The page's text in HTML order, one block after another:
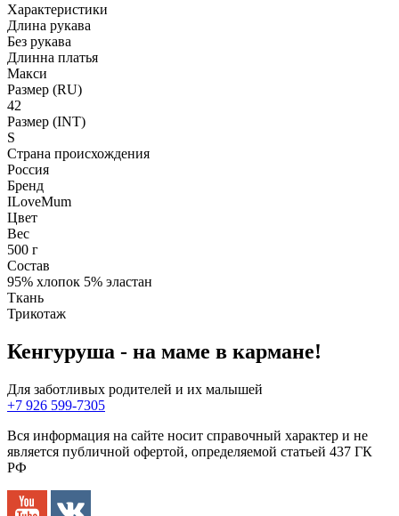
Характеристики
Длина рукава
Без рукава
Длинна платья
Макси
Размер (RU)
42
Размер (INT)
S
Страна происхождения
Россия
Бренд
ILoveMum
Цвет
Вес
500 г
Состав
95% хлопок 5% эластан
Ткань
Трикотаж
Кенгуруша - на маме в кармане!
Для заботливых родителей и их малышей
+7 926 599-7305
Вся информация на сайте носит справочный характер и не
является публичной офертой, определяемой статьей 437 ГК
РФ